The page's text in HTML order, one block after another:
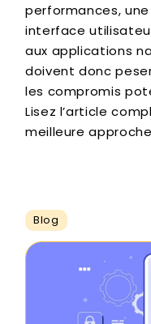
performances,
interface
aux applications
doivent donc
les compromis
Lisez l’article
meilleure
Blog